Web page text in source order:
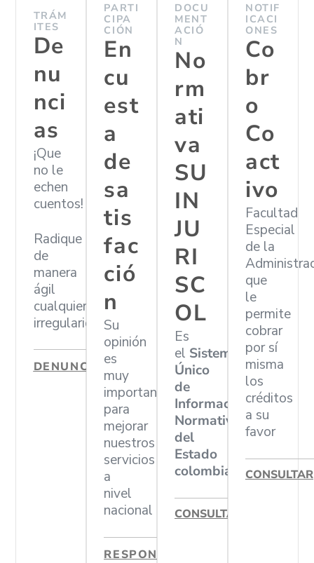
TRÁM
ITES
De
nu
nci
as
¡Que
no le
echen
cuentos!
Radique
de
manera
ágil
cualquier
irregularidad
DENUNCIAR
PARTI
CIPA
CIÓN
En
cu
est
a
de
sa
tis
fac
ció
n
Su
opinión
es
muy
importante
para
mejorar
nuestros
servicios
a
nivel
nacional
RESPONDER
DOCU
MENT
ACIÓ
N
No
rm
ati
va
SU
IN
JU
RI
SC
OL
Es
el Sistema
Único
de
Información
Normativa
del
Estado
colombiano
CONSULTAR
NOTIF
ICACI
ONES
Co
br
o
Co
act
ivo
Facultad
Especial
de la
que
le
permite
cobrar
por sí
misma
los
créditos
a su
favor
CONSULTAR